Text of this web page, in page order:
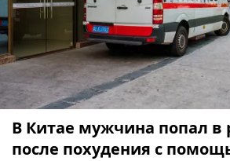
В Китае мужчина попал
после похудения с